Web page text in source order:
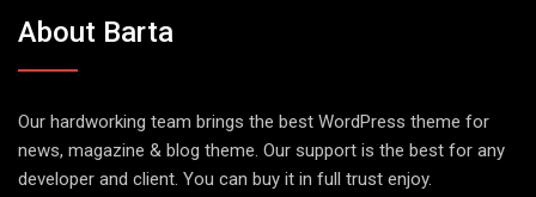
About Barta
Our hardworking team brings the best WordPress theme for
news, magazine & blog theme. Our support is the best for any
developer and client. You can buy it in full trust enjoy.